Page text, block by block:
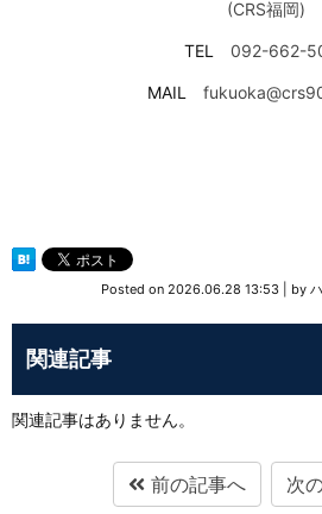
(CRS福岡)
TEL 092-662-
MAIL
Posted on 2026.06.28 13:53 by
関連記事
関連記事はありません。
前の記事へ 次